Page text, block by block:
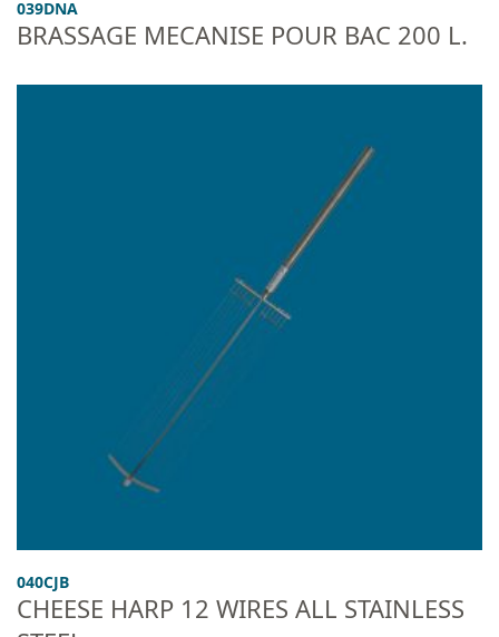
039DNA
BRASSAGE MECANISE POUR BAC 200 L.
040CJB
CHEESE HARP 12 WIRES ALL STAINLESS